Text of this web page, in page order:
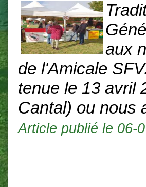
aux
de l'Amicale
tenue le 13 avril
Cantal) ou nous
Article publié le 06-